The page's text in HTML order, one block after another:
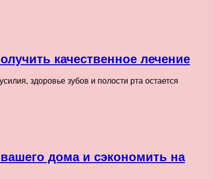
качественное лечение
здоровье зубов и полости рта остается
дома и сэкономить на